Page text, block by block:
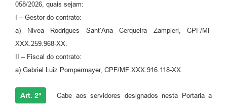
058/2026, quais sejam:
I – Gestor do contrato:
a) Nivea Rodrigues Sant’Ana Cerqueira Zampieri, CPF/MF
XXX.259.968-XX.
II – Fiscal do contrato:
a) Gabriel Luiz Pompermayer, CPF/MF XXX.916.118-XX.
Art. 2º Cabe aos servidores designados nesta Portaria a